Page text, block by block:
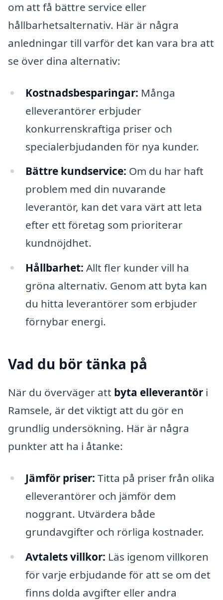
om att få bättre service eller
hållbarhetsalternativ. Här är några
anledningar till varför det kan vara bra att
se över dina alternativ:
Kostnadsbesparingar: Många
elleverantörer erbjuder
konkurrenskraftiga priser och
specialerbjudanden för nya kunder.
Bättre kundservice: Om du har haft
problem med din nuvarande
leverantör, kan det vara värt att leta
efter ett företag som prioriterar
kundnöjdhet.
Hållbarhet: Allt fler kunder vill ha
gröna alternativ. Genom att byta kan
du hitta leverantörer som erbjuder
förnybar energi.
Vad du bör tänka på
När du överväger att byta elleverantör i
Ramsele, är det viktigt att du gör en
grundlig undersökning. Här är några
punkter att ha i åtanke:
Jämför priser: Titta på priser från olika
elleverantörer och jämför dem
noggrant. Utvärdera både
grundavgifter och rörliga kostnader.
Avtalets villkor: Läs igenom villkoren
för varje erbjudande för att se om det
finns dolda avgifter eller andra